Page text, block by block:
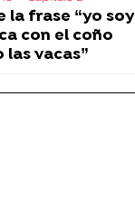
la frase “yo soy
con el coño
vacas”